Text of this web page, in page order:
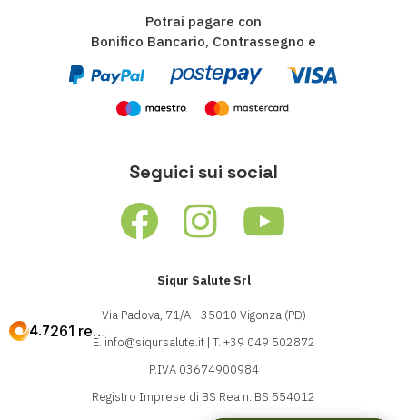
Siqur Salute Srl
Via Padova, 71/A - 35010 Vigonza (PD)
E. info@siqursalute.it| T. +39 049 502872
P.IVA 03674900984
Registro Imprese di BS Rea n. BS 554012
Seguici sui social
Potrai pagare con
Bonifico Bancario, Contrassegno e